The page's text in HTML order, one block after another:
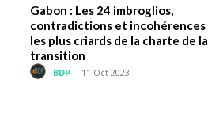
Gabon : Les 24 imbroglios,
contradictions et incohérences
les plus criards de la charte de la
transition
BDP - 11 Oct 2023